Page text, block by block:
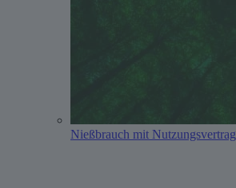
Nießbrauch mit Nutzungsvertrag